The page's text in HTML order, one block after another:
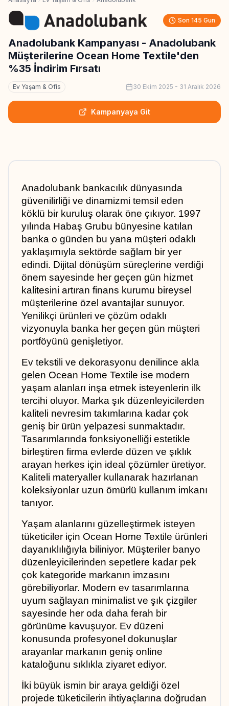
Son 145 Gun
Anadolubank Kampanyası - Anadolubank
Müşterilerine Ocean Home Textile'den
%35 İndirim Fırsatı
Ev Yaşam & Ofis 30 Ekim 2025 - 31 Aralık 2026
Kampanyaya Git
Anadolubank bankacılık dünyasında
güvenilirliği ve dinamizmi temsil eden
köklü bir kuruluş olarak öne çıkıyor. 1997
yılında Habaş Grubu bünyesine katılan
banka o günden bu yana müşteri odaklı
yaklaşımıyla sektörde sağlam bir yer
edindi. Dijital dönüşüm süreçlerine verdiği
önem sayesinde her geçen gün hizmet
kalitesini artıran finans kurumu bireysel
müşterilerine özel avantajlar sunuyor.
Yenilikçi ürünleri ve çözüm odaklı
vizyonuyla banka her geçen gün müşteri
portföyünü genişletiyor.
Ev tekstili ve dekorasyonu denilince akla
gelen Ocean Home Textile ise modern
yaşam alanları inşa etmek isteyenlerin ilk
tercihi oluyor. Marka şık düzenleyicilerden
kaliteli nevresim takımlarına kadar çok
geniş bir ürün yelpazesi sunmaktadır.
Tasarımlarında fonksiyonelliği estetikle
birleştiren firma evlerde düzen ve şıklık
arayan herkes için ideal çözümler üretiyor.
Kaliteli materyaller kullanarak hazırlanan
koleksiyonlar uzun ömürlü kullanım imkanı
tanıyor.
Yaşam alanlarını güzelleştirmek isteyen
tüketiciler için Ocean Home Textile ürünleri
dayanıklılığıyla biliniyor. Müşteriler banyo
düzenleyicilerinden sepetlere kadar pek
çok kategoride markanın imzasını
görebiliyorlar. Modern ev tasarımlarına
uyum sağlayan minimalist ve şık çizgiler
sayesinde her oda daha ferah bir
görünüme kavuşuyor. Ev düzeni
konusunda profesyonel dokunuşlar
arayanlar markanın geniş online
kataloğunu sıklıkla ziyaret ediyor.
İki büyük ismin bir araya geldiği özel
projede tüketicilerin ihtiyaçlarına doğrudan